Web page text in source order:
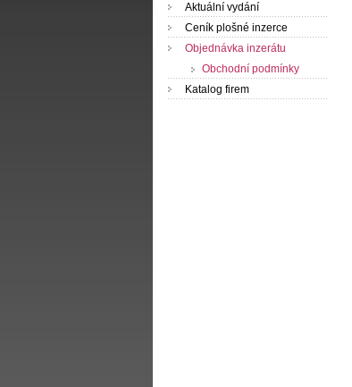
Aktuální vydání
Ceník plošné inzerce
Objednávka inzerátu
Obchodní podmínky
Katalog firem